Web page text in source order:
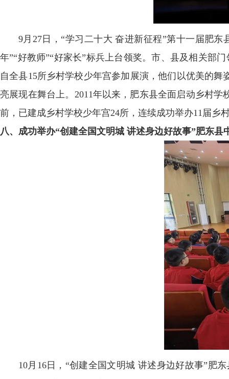
9月27日，“学习二十大 奋进新征程”第十一届肥
年”“好教师”“好家长”标兵上台领奖。市、县及相关部
自全县15所乡村学校少年宫参加展演，他们以优美的
亮展现在舞台上。2011年以来，肥东县全面启动乡村
前，已建成乡村学校少年宫24所，连续成功举办11届
八、成功举办“创建全国文明城 讲述身边好故事”肥东县
10月16日，“创建全国文明城 讲述身边好故事”肥